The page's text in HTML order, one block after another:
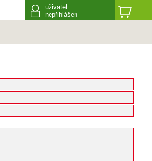
uživatel:
nepřihlášen